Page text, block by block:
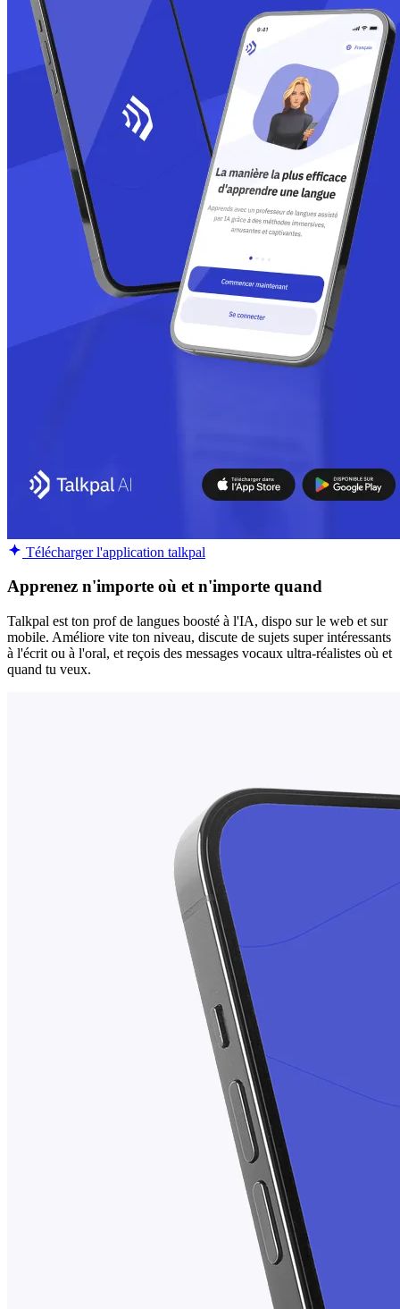
Télécharger l'application talkpal
Apprenez n'importe où et n'importe quand
Talkpal est ton prof de langues boosté à l'IA, dispo sur le web et sur
mobile. Améliore vite ton niveau, discute de sujets super intéressants
à l'écrit ou à l'oral, et reçois des messages vocaux ultra-réalistes où et
quand tu veux.